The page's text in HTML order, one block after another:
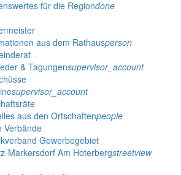
für die Regiondone
aus dem Rathausperson
& Tagungensupervisor_account
supervisor_account
aus den Ortschaftenpeople
Verbände
Gewerbegebiet
Markersdorf Am Hoterbergstreetview